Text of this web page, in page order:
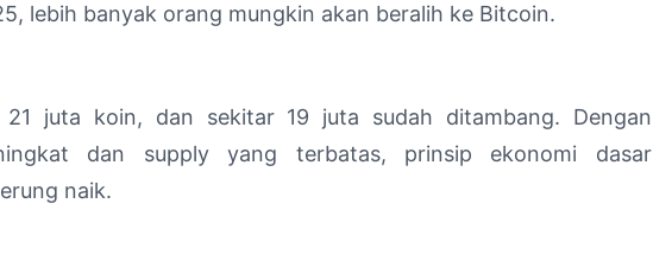
lebih banyak orang mungkin akan beralih ke Bitcoin.
juta koin, dan sekitar 19 juta sudah ditambang. Dengan
dan supply yang terbatas, prinsip ekonomi dasar
naik.